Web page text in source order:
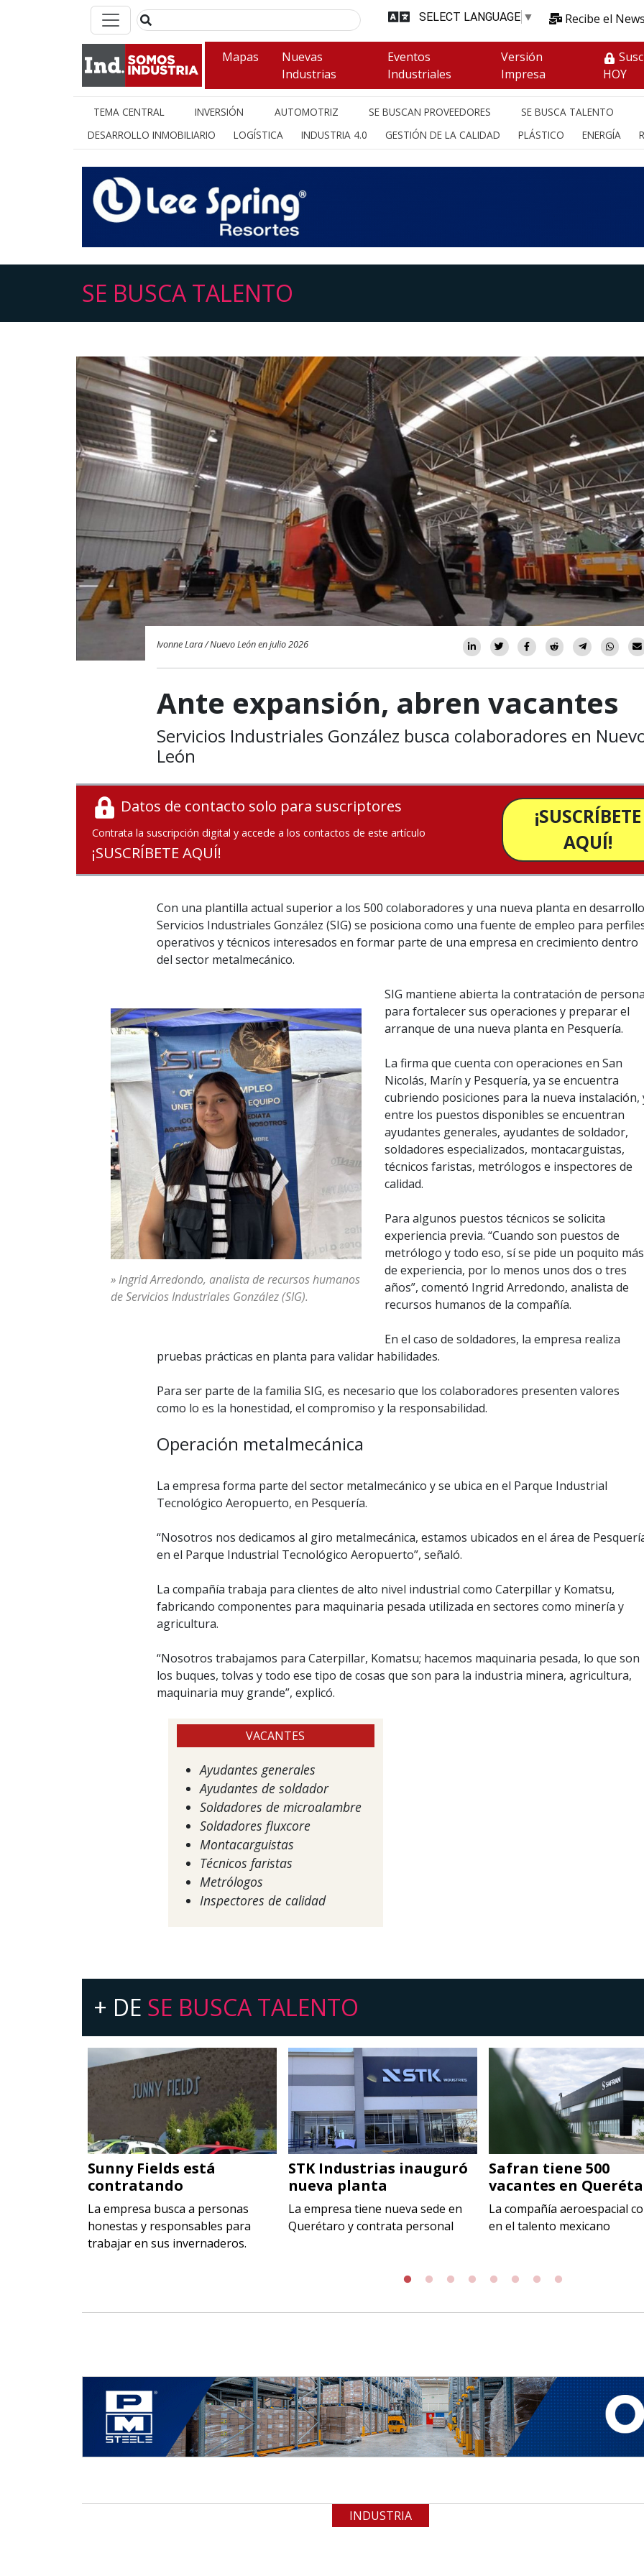
SELECT LANGUAGE ▼ Recibe el
Mapas
Nuevas
Industrias
Eventos
Industriales
Versión
Impresa
HOY
TEMA CENTRAL INVERSIÓN AUTOMOTRIZ SE BUSCAN PROVEEDORES
SE BUSCA TALENTO
DESARROLLO INMOBILIARIO
LOGÍSTICA INDUSTRIA 4.0 GESTIÓN DE LA CALIDAD PLÁSTICO ENERGÍA
SE BUSCA TALENTO
Ivonne Lara / Nuevo León en julio 2026
Ante expansión, abren vacantes
Servicios Industriales González busca colaboradores en
León
Datos de contacto solo para suscriptores
Contrata la suscripción digital y accede a los contactos de este artículo
¡SUSCRÍBETE AQUÍ!
¡SUSCRÍBETE
AQUÍ!
Con una plantilla actual superior a los 500 colaboradores y una nueva planta en
Servicios Industriales González (SIG) se posiciona como una fuente de empleo para
operativos y técnicos interesados en formar parte de una empresa en crecimiento dentro
del sector metalmecánico.
» Ingrid Arredondo, analista de recursos humanos
de Servicios Industriales González (SIG).
SIG mantiene abierta la contratación de
para fortalecer sus operaciones y preparar el
arranque de una nueva planta en Pesquería.
La firma que cuenta con operaciones en San
Nicolás, Marín y Pesquería, ya se encuentra
cubriendo posiciones para la nueva instalación,
entre los puestos disponibles se encuentran
ayudantes generales, ayudantes de soldador,
soldadores especializados, montacarguistas,
técnicos faristas, metrólogos e inspectores de
calidad.
Para algunos puestos técnicos se solicita
experiencia previa. “Cuando son puestos de
metrólogo y todo eso, sí se pide un poquito más
de experiencia, por lo menos unos dos o tres
años”, comentó Ingrid Arredondo, analista de
recursos humanos de la compañía.
En el caso de soldadores, la empresa realiza
pruebas prácticas en planta para validar habilidades.
Para ser parte de la familia SIG, es necesario que los colaboradores presenten valores
como lo es la honestidad, el compromiso y la responsabilidad.
Operación metalmecánica
La empresa forma parte del sector metalmecánico y se ubica en el Parque Industrial
Tecnológico Aeropuerto, en Pesquería.
“Nosotros nos dedicamos al giro metalmecánica, estamos ubicados en el área de
en el Parque Industrial Tecnológico Aeropuerto”, señaló.
La compañía trabaja para clientes de alto nivel industrial como Caterpillar y Komatsu,
fabricando componentes para maquinaria pesada utilizada en sectores como minería y
agricultura.
“Nosotros trabajamos para Caterpillar, Komatsu; hacemos maquinaria pesada, lo que son
los buques, tolvas y todo ese tipo de cosas que son para la industria minera, agricultura,
maquinaria muy grande”, explicó.
VACANTES
Ayudantes generales
Ayudantes de soldador
Soldadores de microalambre
Soldadores fluxcore
Montacarguistas
Técnicos faristas
Metrólogos
Inspectores de calidad
+ DE SE BUSCA TALENTO
Sunny Fields está
contratando
La empresa busca a personas
honestas y responsables para
trabajar en sus invernaderos.
STK Industrias inauguró
nueva planta
La empresa tiene nueva sede en
Querétaro y contrata personal
Safran tiene 500
vacantes en
La compañía aeroespacial
en el talento mexicano
INDUSTRIA